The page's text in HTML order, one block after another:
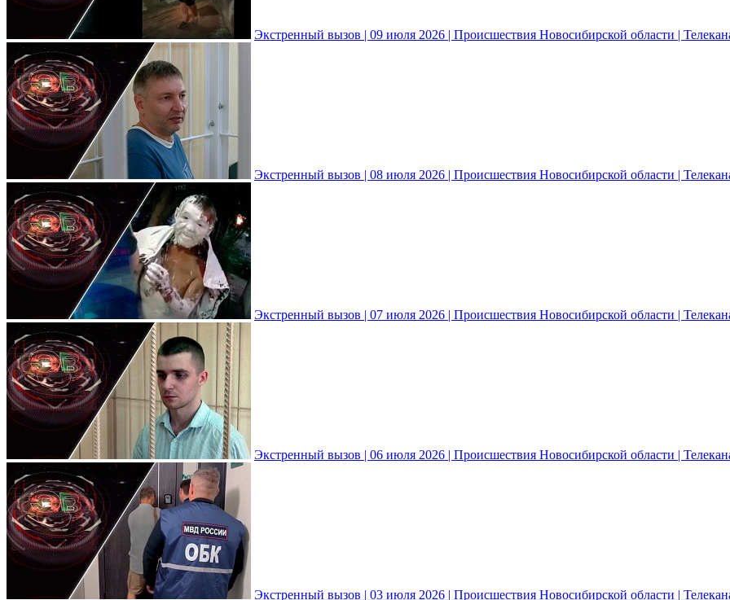
Экстренный вызов | 09 июля 2026 | Происшествия Новосибирской области |
Экстренный вызов | 08 июля 2026 | Происшествия Новосибирской области |
Экстренный вызов | 07 июля 2026 | Происшествия Новосибирской области |
Экстренный вызов | 06 июля 2026 | Происшествия Новосибирской области |
Экстренный вызов | 03 июля 2026 | Происшествия Новосибирской области |